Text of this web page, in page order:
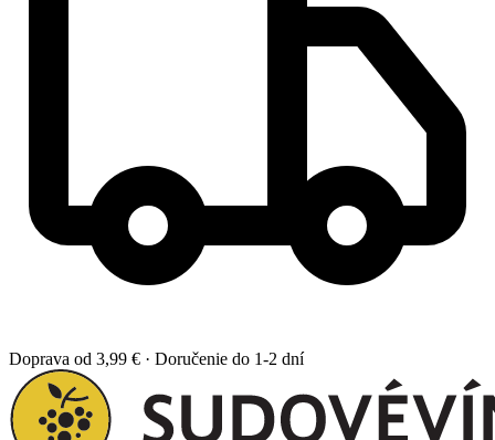
Doprava od 3,99 € · Doručenie do 1-2 dní